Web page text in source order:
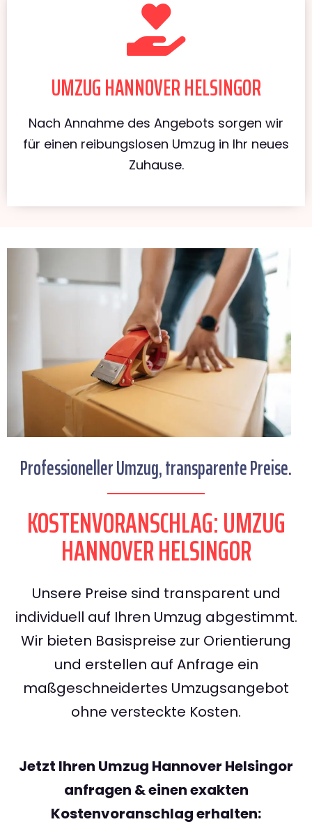
UMZUG HANNOVER HELSINGOR
Nach Annahme des Angebots sorgen wir
für einen reibungslosen Umzug in Ihr neues
Zuhause.
Professioneller Umzug, transparente Preise.
KOSTENVORANSCHLAG: UMZUG
HANNOVER HELSINGOR
Unsere Preise sind transparent und
individuell auf Ihren Umzug abgestimmt.
Wir bieten Basispreise zur Orientierung
und erstellen auf Anfrage ein
maßgeschneidertes Umzugsangebot
ohne versteckte Kosten.
Jetzt Ihren Umzug Hannover Helsingor
anfragen & einen exakten
Kostenvoranschlag erhalten: